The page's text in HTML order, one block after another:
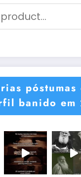
póstumas
banido em